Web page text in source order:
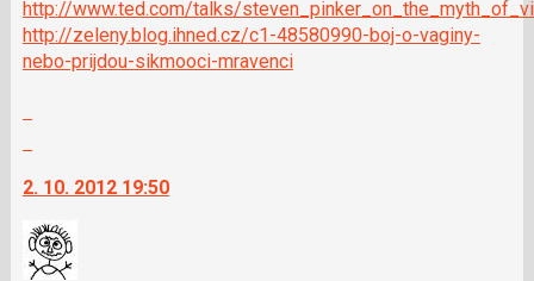
http://www.ted.com/talks/
http://zeleny.blog.ihned.cz/c1-48580990-boj-o-vaginy-
nebo-prijdou-sikmooci-mravenci
další
názor.
K
2. 10. 2012 19:50